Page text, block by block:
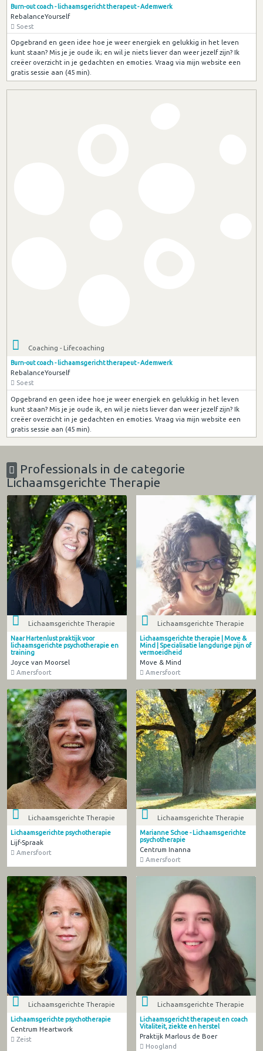
Burn-out coach - lichaamsgericht therapeut - Ademwerk
RebalanceYourself
Soest
Opgebrand en geen idee hoe je weer energiek en gelukkig in het leven
kunt staan? Mis je je oude ik; en wil je niets liever dan weer jezelf zijn? Ik
creëer overzicht in je gedachten en emoties. Vraag via mijn website een
gratis sessie aan (45 min).
Coaching - Lifecoaching
Burn-out coach - lichaamsgericht therapeut - Ademwerk
RebalanceYourself
Soest
Opgebrand en geen idee hoe je weer energiek en gelukkig in het leven
kunt staan? Mis je je oude ik, en wil je niets liever dan weer jezelf zijn? Ik
creëer overzicht in je gedachten en emoties. Vraag via mijn website een
gratis sessie aan (45 min).
Professionals in de categorie
Lichaamsgerichte Therapie
Lichaamsgerichte Therapie
Naar Hartenlust praktijk voor
lichaamsgerichte psychotherapie en
training
Joyce van Moorsel
Amersfoort
Lichaamsgerichte Therapie
Lichaamsgerichte therapie | Move &
Mind | Specialisatie langdurige pijn of
vermoeidheid
Move & Mind
Amersfoort
Lichaamsgerichte Therapie
Lichaamsgerichte psychotherapie
Lijf-Spraak
Amersfoort
Lichaamsgerichte Therapie
Marianne Schoe - Lichaamsgerichte
psychotherapie
Centrum Inanna
Amersfoort
Lichaamsgerichte Therapie
Lichaamsgerichte psychotherapie
Centrum Heartwork
Zeist
Lichaamsgerichte Therapie
Lichaamsgericht therapeut en coach
Vitaliteit, ziekte en herstel
Praktijk Marlous de Boer
Hoogland